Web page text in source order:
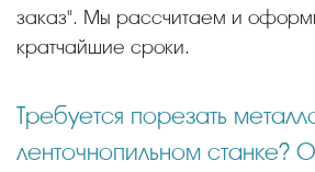
заказ". Мы рассчитаем и
кратчайшие сроки.
Требуется порезать металлопрокат на
ленточнопильном станке?